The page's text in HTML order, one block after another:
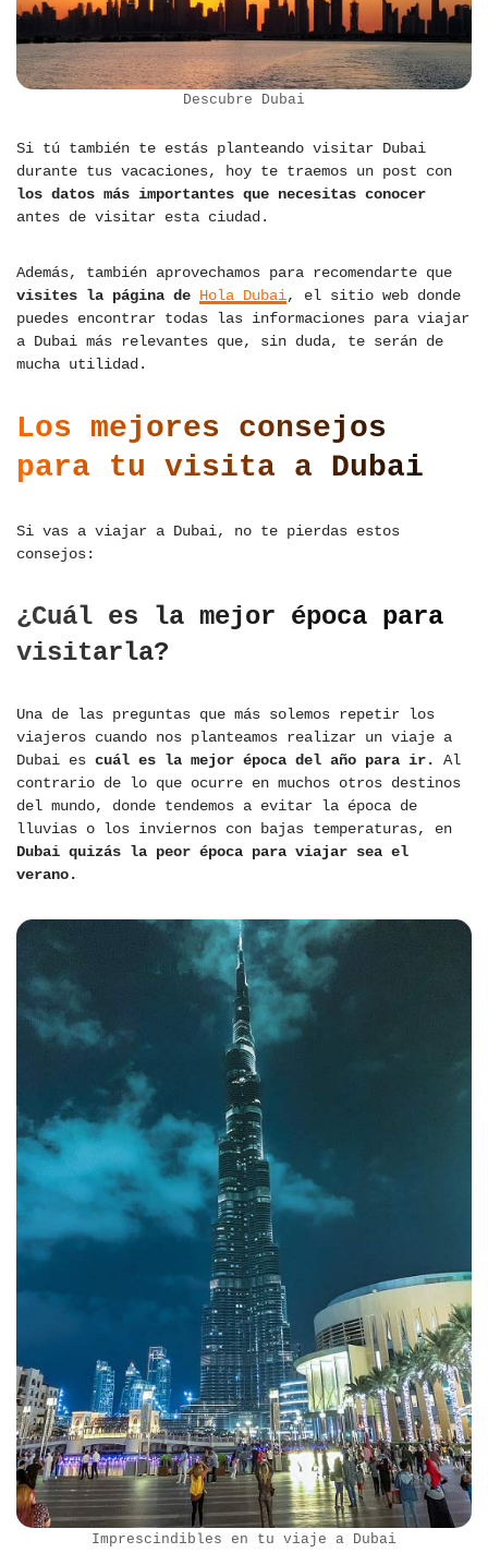
Descubre Dubai
Si tú también te estás planteando visitar Dubai
durante tus vacaciones, hoy te traemos un post con
los datos más importantes que necesitas conocer
antes de visitar esta ciudad.
Además, también aprovechamos para recomendarte que
visites la página de Hola Dubai, el sitio web donde
puedes encontrar todas las informaciones para viajar
a Dubai más relevantes que, sin duda, te serán de
mucha utilidad.
Los mejores consejos
para tu visita a Dubai
Si vas a viajar a Dubai, no te pierdas estos
consejos:
¿Cuál es la mejor época para
visitarla?
Una de las preguntas que más solemos repetir los
viajeros cuando nos planteamos realizar un viaje a
Dubai es cuál es la mejor época del año para ir. Al
contrario de lo que ocurre en muchos otros destinos
del mundo, donde tendemos a evitar la época de
lluvias o los inviernos con bajas temperaturas, en
Dubai quizás la peor época para viajar sea el
verano.
Imprescindibles en tu viaje a Dubai